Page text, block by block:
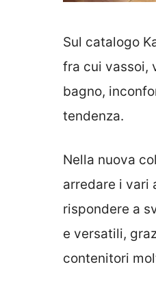
Sul catalogo
fra cui vassoi,
bagno,
tendenza.
Nella nuova
arredare i vari
rispondere a
e versatili,
contenitori